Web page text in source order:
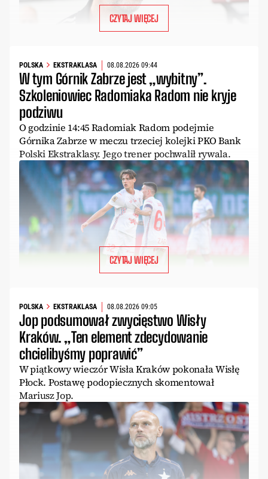
CZYTAJ WIĘCEJ
POLSKA EKSTRAKLASA 08.08.2026 09:44
W tym Górnik Zabrze jest „wybitny”.
Szkoleniowiec Radomiaka Radom nie kryje
podziwu
O godzinie 14:45 Radomiak Radom podejmie
Górnika Zabrze w meczu trzeciej kolejki PKO Bank
Polski Ekstraklasy. Jego trener pochwalił rywala.
CZYTAJ WIĘCEJ
POLSKA EKSTRAKLASA 08.08.2026 09:05
Jop podsumował zwycięstwo Wisły
Kraków. „Ten element zdecydowanie
chcielibyśmy poprawić”
W piątkowy wieczór Wisła Kraków pokonała Wisłę
Płock. Postawę podopiecznych skomentował
Mariusz Jop.